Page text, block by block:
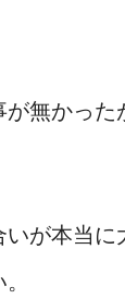
無かっ
が本当に